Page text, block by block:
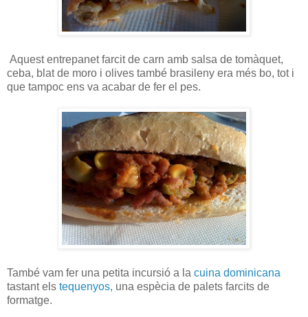
Aquest entrepanet farcit de carn amb salsa de tomàquet,
ceba, blat de moro i olives també brasileny era més bo, tot i
que tampoc ens va acabar de fer el pes.
També vam fer una petita incursió a la cuina dominicana
tastant els tequenyos, una espècia de palets farcits de
formatge.